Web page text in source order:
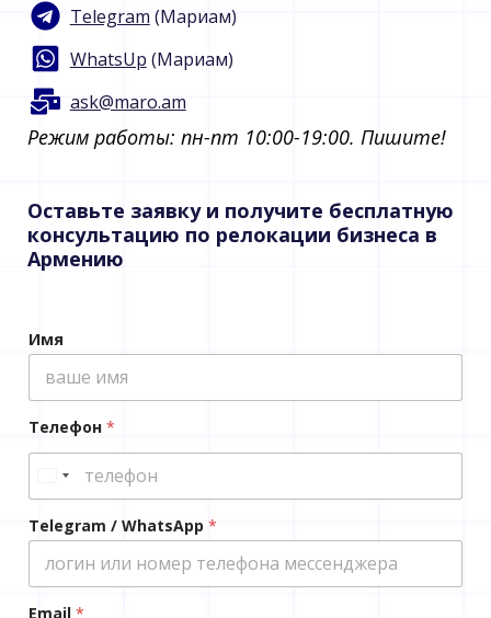
Telegram (Мариам)
WhatsUp (Мариам)
ask@maro.am
Режим работы: пн-пт 10:00-19:00. Пишите!​
Оставьте заявку и получите бесплатную
консультацию по релокации бизнеса в
Армению
Имя
Телефон *
Telegram / WhatsApp *
Email *